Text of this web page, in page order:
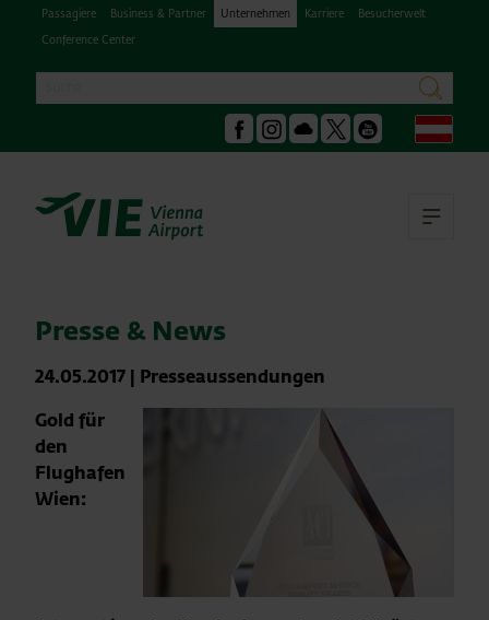
Passagiere Business & Partner Unternehmen Karriere
Besucherwelt
Conference Center
suchen
Facebook
Instagram
Podcast Youtube
Presse & News
24.05.2017 | Presseaussendungen
Gold für
den
Flughafen
Wien: